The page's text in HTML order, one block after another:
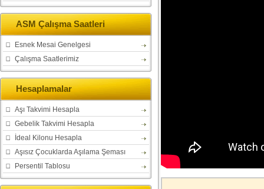
ASM Çalışma Saatleri
Esnek Mesai Genelgesi
Çalışma Saatlerimiz
Hesaplamalar
Aşı Takvimi Hesapla
Gebelik Takvimi Hesapla
İdeal Kilonu Hesapla
Aşısız Çocuklarda Aşılama Şeması
Persentil Tablosu